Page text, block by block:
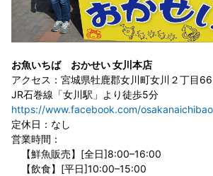
お魚いちば おかせい 女川本店
アクセス：宮城県牡鹿郡女川町女川２丁目
JR石巻線「女川駅」より徒歩5分
https://www.facebook.com/
定休日：なし
営業時間：
【鮮魚販売】[全日]8:00–16:00
【飲食】[平日]10:00–15:00